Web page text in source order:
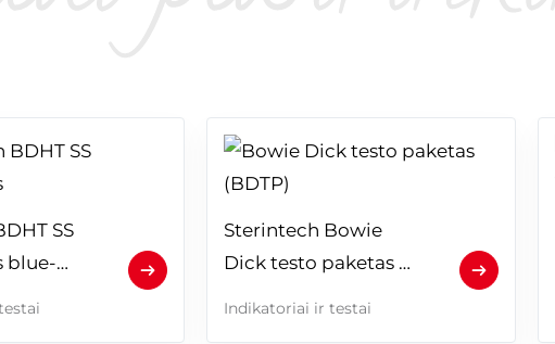
SS
blue-
Sterintech Bowie
Dick testo paketas
Indikatoriai ir testai